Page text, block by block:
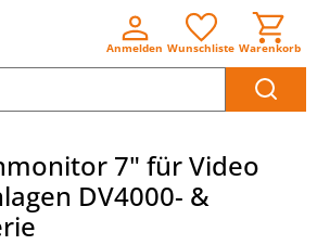
Anmelden Wunschliste Warenkorb
7" für Video
DV4000- &